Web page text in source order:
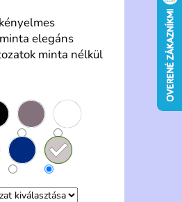
elegáns
minta nélkül